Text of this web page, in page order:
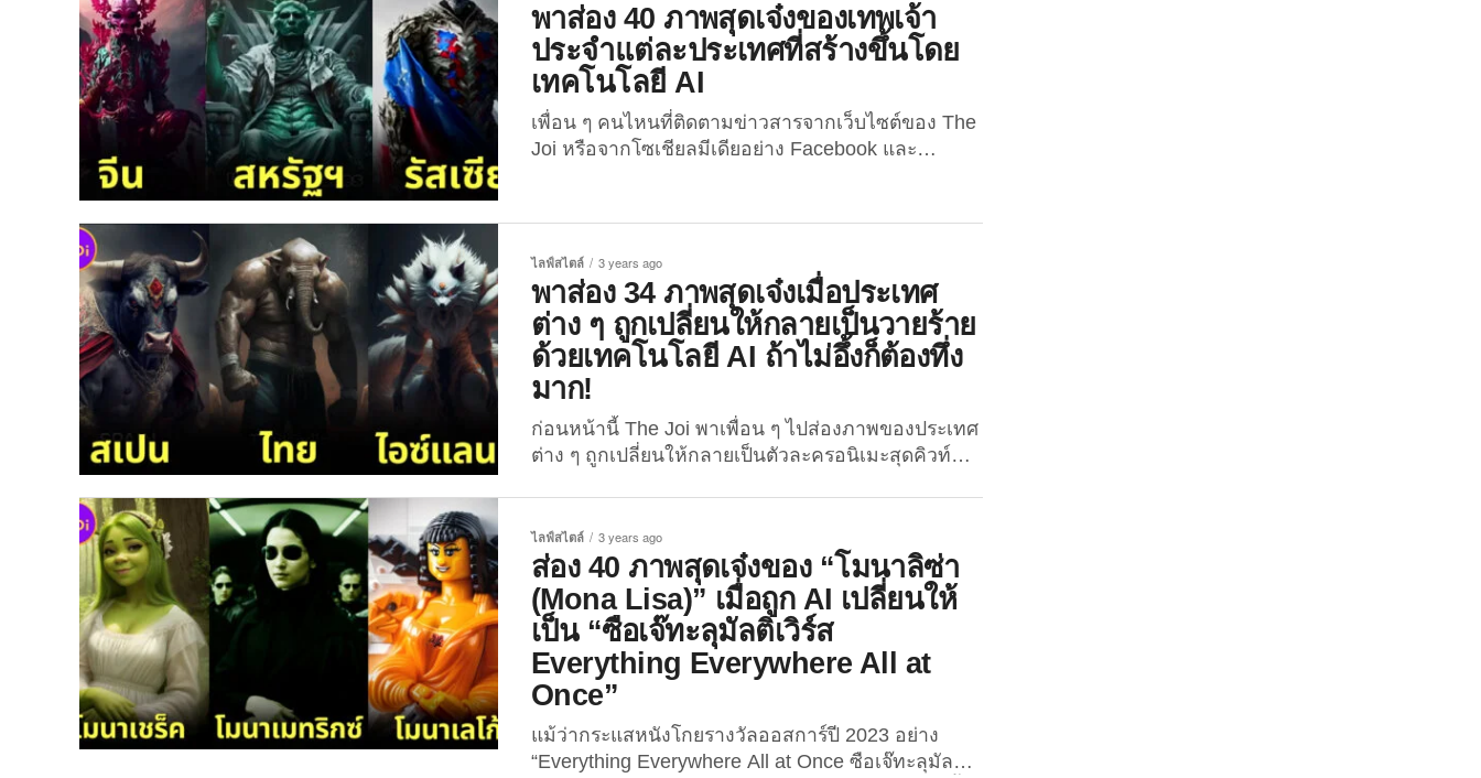
ถูก AI เปลี่ยนให้กลายเป็นตัวร้ายสุดโหด ด้วยฝีมือของ
ศิลปินดิจิทัลอีกคนหนึ่งในประเทศยูเครนที่ใช้นามแฝง
บน YouTube ว่า...
พาส่อง 40 ภาพสุดเจ๋งของเทพเจ้า
ประจำแต่ละประเทศที่สร้างขึ้นโดย
เทคโนโลยี AI
เพื่อน ๆ คนไหนที่ติดตามข่าวสารจากเว็บไซต์ของ The
Joi หรือจากโซเชียลมีเดียอย่าง Facebook และ
หรือเป็นวายร้ายตัวฉกาจในโลกแอนิเมชั่นสุดคูลกันไป
แล้ว สำหรับบทความนี้ The Joi จะพาทุกคนไปส่องผล
งานศิลปะจาก AI ของศิลปินดิจิทัลชาวอินเดียที่ชื่อว่า
“ชาอิค ซาเมียร์ (Shaik Sameer)” ชายชาวอินเดียที่ชื่น
ชอบเทคโนโลยี,...
ไลฟ์สไตล์ 3 years ago
พาส่อง 34 ภาพสุดเจ๋งเมื่อประเทศ
ต่าง ๆ ถูกเปลี่ยนให้กลายเป็นวายร้าย
ด้วยเทคโนโลยี AI ถ้าไม่อึ้งก็ต้องทึ่ง
มาก!
ก่อนหน้านี้ The Joi พาเพื่อน ๆ ไปส่องภาพของประเทศ
ต่าง ๆ ถูกเปลี่ยนให้กลายเป็นตัวละครอนิเมะสุดคิวท์ที่ค
กรุงโตเกียว ประเทศญี่ปุ่นเมื่อปี 2563 ให้โด่งดังไปทั่ว
โลกกันแล้ว ในบทความนี้ จะพาทุกคนไปดูประเทศต่าง
ๆ ถูกเทคโนโลยี AI หรือปัญญาประดิษฐ์เปลี่ยนให้กลาย
เป็นเหล่าวายร้ายตัวฉกาจ แต่ละประเทศเมื่อกลายเป็น
ตัวร้ายไปแล้วจะมีหน้าตาเป็นอย่างไร? ไปดูกันเลย!...
ไลฟ์สไตล์ 3 years ago
ส่อง 40 ภาพสุดเจ๋งของ “โมนาลิซ่า
(Mona Lisa)” เมื่อถูก AI เปลี่ยนให้
เป็น “ซือเจ๊ทะลุมัลติเวิร์ส
Everything Everywhere All at
Once”
แม้ว่ากระแสหนังโกยรางวัลออสการ์ปี 2023 อย่าง
“Everything Everywhere All at Once ซือเจ๊ทะลุมัลติ